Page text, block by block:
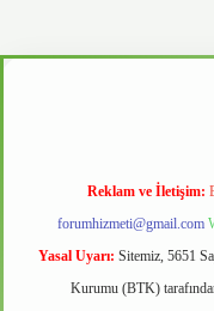
Reklam ve İletişim:
forumhizmeti@gmail.com
Yasal Uyarı: Sitemiz, 5651
Kurumu (BTK)